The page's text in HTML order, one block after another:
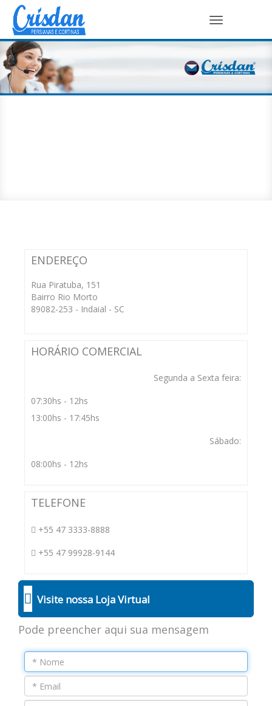
Toggle
ENDEREÇO
Rua Piratuba, 151
Bairro Rio Morto
89082-253 - Indaial - SC
HORÁRIO COMERCIAL
Segunda a Sexta feira:
07:30hs - 12hs
13:00hs - 17:45hs
Sábado:
08:00hs - 12hs
TELEFONE
+55 47 3333-8888
+55 47 99928-9144
Visite nossa Loja Virtual
Pode preencher aqui sua mensagem